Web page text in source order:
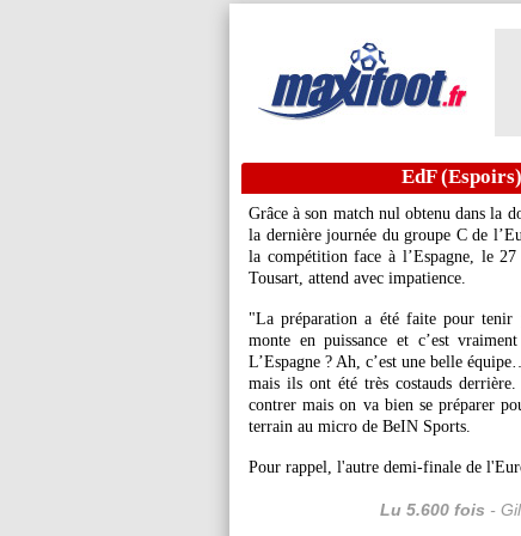
EdF
Grâce à son match nul obtenu dans la
la dernière journée du groupe C de
la compétition face à l’Espagne, le
Tousart, attend avec impatience.
"La préparation a été faite pour tenir
monte en puissance et c’est
L’Espagne ? Ah, c’est une belle
mais ils ont été très costauds
contrer mais on va bien se préparer
terrain au micro de BeIN Sports.
Pour rappel, l'autre demi-finale de
Lu 5.600 fois -